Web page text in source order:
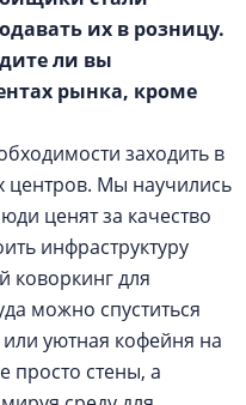
их в розницу.
ли вы
рынка, кроме
заходить в
центров. Мы научились
ценят за качество
инфраструктуру
коворкинг для
можно спуститься
уютная кофейня на
просто стены, а